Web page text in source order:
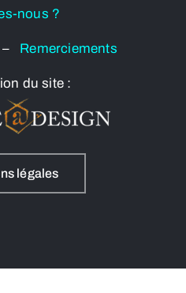
nous ?
– Remerciements
du site :
légales